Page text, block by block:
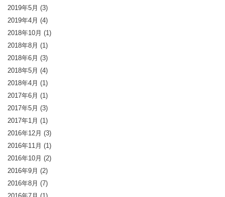
2019年5月 (3)
2019年4月 (4)
2018年10月 (1)
2018年8月 (1)
2018年6月 (3)
2018年5月 (4)
2018年4月 (1)
2017年6月 (1)
2017年5月 (3)
2017年1月 (1)
2016年12月 (3)
2016年11月 (1)
2016年10月 (2)
2016年9月 (2)
2016年8月 (7)